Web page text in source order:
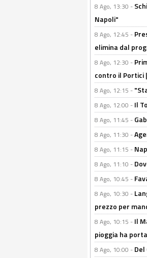
8 Ago, 13:30 -
Napoli"
8 Ago, 12:45 -
elimina dal
8 Ago, 12:30 -
contro il Portici
8 Ago, 12:15 -
8 Ago, 12:00 - Il
8 Ago, 11:45 -
8 Ago, 11:30 -
8 Ago, 11:15 -
8 Ago, 11:10 -
8 Ago, 10:45 -
8 Ago, 10:30 -
prezzo per
8 Ago, 10:15 - Il
pioggia ha
8 Ago, 10:00 -